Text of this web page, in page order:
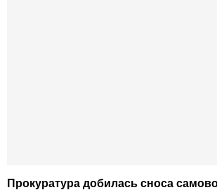
Прокуратура добилась сноса